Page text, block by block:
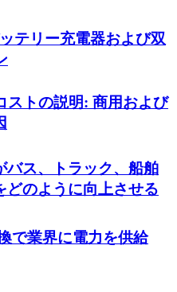
テリー充電器および双
ストの説明: 商用および
バス、トラック、船舶
どのように向上させる
で業界に電力を供給